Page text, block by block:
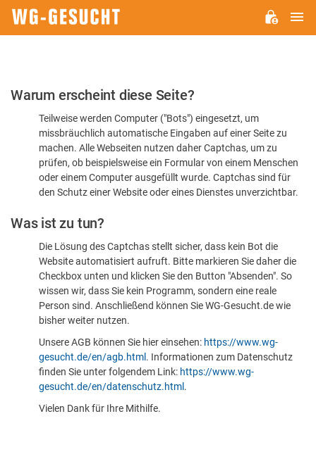
Bitte
dass
sind
Warum erscheint diese Seite?
Teilweise werden Computer ("Bots") eingesetzt, um
missbräuchlich automatische Eingaben auf einer Seite zu
machen. Alle Webseiten nutzen daher Captchas, um zu
prüfen, ob beispielsweise ein Formular von einem Menschen
oder einem Computer ausgefüllt wurde. Captchas sind für
den Schutz einer Website oder eines Dienstes unverzichtbar.
Was ist zu tun?
Die Lösung des Captchas stellt sicher, dass kein Bot die
Website automatisiert aufruft. Bitte markieren Sie daher die
Checkbox unten und klicken Sie den Button "Absenden". So
wissen wir, dass Sie kein Programm, sondern eine reale
Person sind. Anschließend können Sie WG-Gesucht.de wie
bisher weiter nutzen.
Unsere AGB können Sie hier einsehen: https://www.wg-
gesucht.de/en/agb.html . Informationen zum Datenschutz
finden Sie unter folgendem Link: https://www.wg-
gesucht.de/en/datenschutz.html .
Vielen Dank für Ihre Mithilfe.